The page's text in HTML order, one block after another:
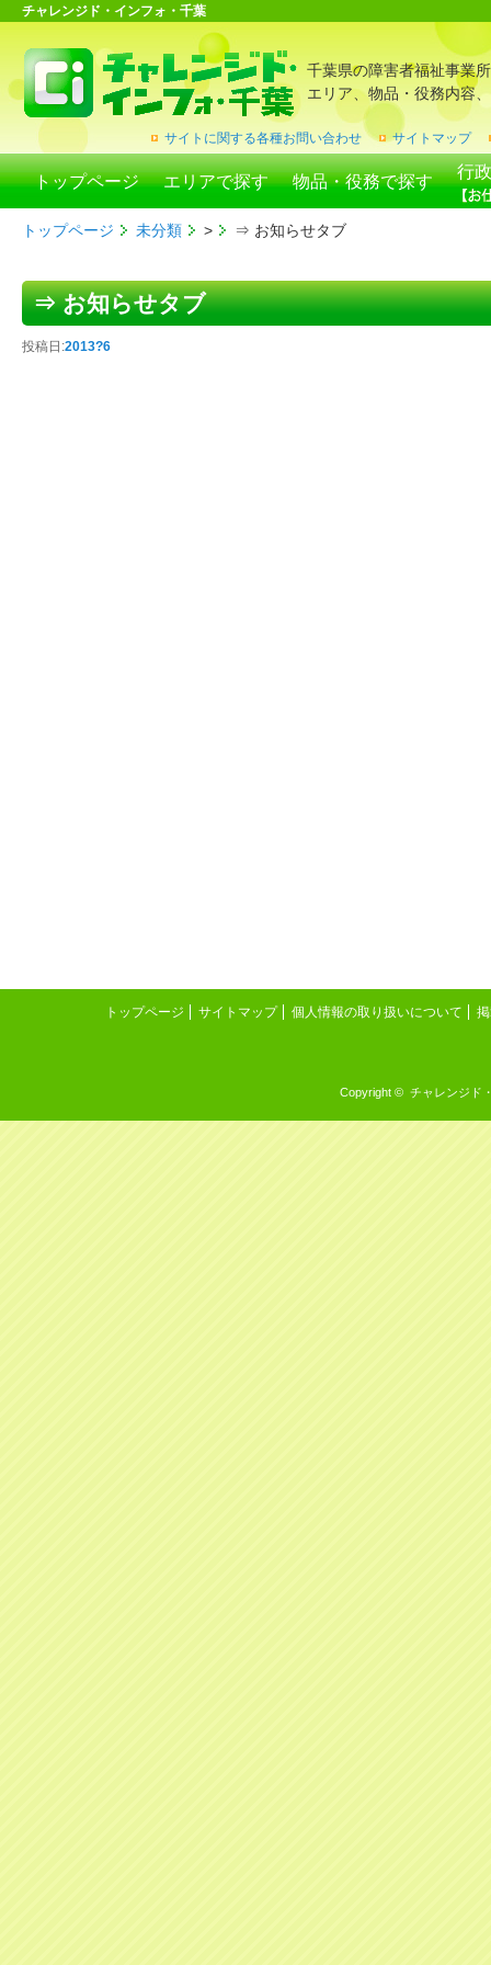
チャレンジド・インフォ・千葉
千葉県の障害者福祉事業
エリア、物品・役務内容
サイトに関する各種お問い合わせ サイトマップ
トップページ エリアで探す 物品・役務で探す
行
トップページ 未分類 > ⇒ お知らせタブ
⇒ お知らせタブ
投稿日:2013?6
トップページ サイトマップ 個人情報の取り扱いについて
Copyright © チャレンジド